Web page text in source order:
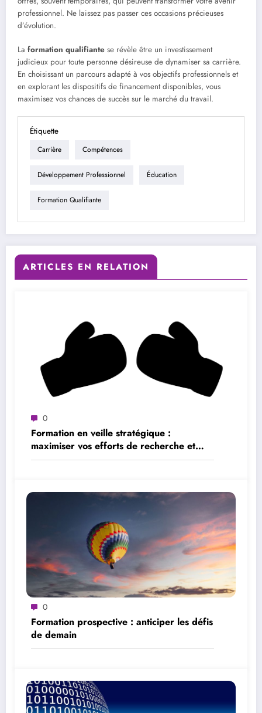
professionnel. Ne laissez pas passer ces occasions précieuses
d’évolution.
La formation qualifiante se révèle être un investissement
judicieux pour toute personne désireuse de dynamiser sa carrière.
En choisissant un parcours adapté à vos objectifs professionnels et
en explorant les dispositifs de financement disponibles, vous
maximisez vos chances de succès sur le marché du travail.
Étiquette
Carrière Compétences
Développement Professionnel Éducation
Formation Qualifiante
ARTICLES EN RELATION
0
Formation en veille stratégique :
maximiser vos efforts de recherche et
d’analyse
0
Formation prospective : anticiper les défis
de demain